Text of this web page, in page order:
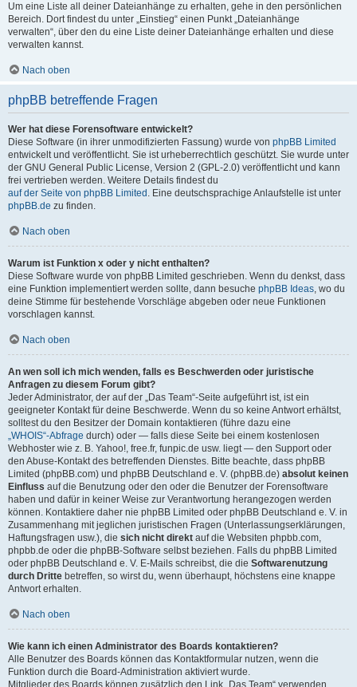
Um eine Liste all deiner Dateianhänge zu erhalten, gehe in den persönlichen
Bereich. Dort findest du unter „Einstieg“ einen Punkt „Dateianhänge
verwalten“, über den du eine Liste deiner Dateianhänge erhalten und diese
verwalten kannst.
Nach oben
phpBB betreffende Fragen
Wer hat diese Forensoftware entwickelt?
Diese Software (in ihrer unmodifizierten Fassung) wurde von phpBB Limited
entwickelt und veröffentlicht. Sie ist urheberrechtlich geschützt. Sie wurde unter
der GNU General Public License, Version 2 (GPL-2.0) veröffentlicht und kann
frei vertrieben werden. Weitere Details findest du
auf der Seite von phpBB Limited . Eine deutschsprachige Anlaufstelle ist unter
phpBB.de zu finden.
Nach oben
Warum ist Funktion x oder y nicht enthalten?
Diese Software wurde von phpBB Limited geschrieben. Wenn du denkst, dass
eine Funktion implementiert werden sollte, dann besuche phpBB Ideas, wo du
deine Stimme für bestehende Vorschläge abgeben oder neue Funktionen
vorschlagen kannst.
Nach oben
An wen soll ich mich wenden, falls es Beschwerden oder juristische
Anfragen zu diesem Forum gibt?
Jeder Administrator, der auf der „Das Team“-Seite aufgeführt ist, ist ein
geeigneter Kontakt für deine Beschwerde. Wenn du so keine Antwort erhältst,
solltest du den Besitzer der Domain kontaktieren (führe dazu eine
„WHOIS“-Abfrage durch) oder — falls diese Seite bei einem kostenlosen
Webhoster wie z. B. Yahoo!, free.fr, funpic.de usw. liegt — den Support oder
den Abuse-Kontakt des betreffenden Dienstes. Bitte beachte, dass phpBB
Limited (phpBB.com) und phpBB Deutschland e. V. (phpBB.de) absolut keinen
Einfluss auf die Benutzung oder den oder die Benutzer der Forensoftware
haben und dafür in keiner Weise zur Verantwortung herangezogen werden
können. Kontaktiere daher nie phpBB Limited oder phpBB Deutschland e. V. in
Zusammenhang mit jeglichen juristischen Fragen (Unterlassungserklärungen,
Haftungsfragen usw.), die sich nicht direkt auf die Websiten phpbb.com,
phpbb.de oder die phpBB-Software selbst beziehen. Falls du phpBB Limited
oder phpBB Deutschland e. V. E-Mails schreibst, die die Softwarenutzung
durch Dritte betreffen, so wirst du, wenn überhaupt, höchstens eine knappe
Antwort erhalten.
Nach oben
Wie kann ich einen Administrator des Boards kontaktieren?
Alle Benutzer des Boards können das Kontaktformular nutzen, wenn die
Funktion durch die Board-Administration aktiviert wurde.
Mitglieder des Boards können zusätzlich den Link „Das Team“ verwenden.